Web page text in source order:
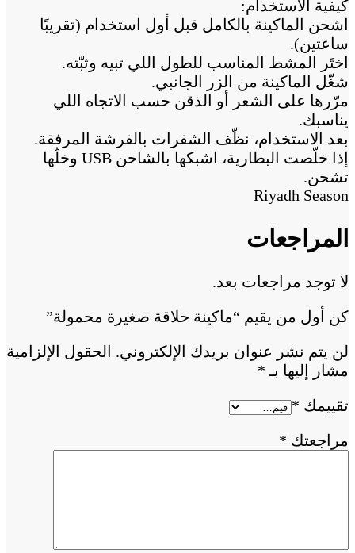
كيفية الاستخدام:
اشحن الماكينة بالكامل قبل أول استخدام (تقريبًا
ساعتين).
اختَر المشط المناسب للطول اللي تبيه وثبّته.
شغّل الماكينة من الزر الجانبي.
مرّرها على الشعر أو الذقن حسب الاتجاه اللي
يناسبك.
بعد الاستخدام، نظّف الشفرات بالفرشة المرفقة.
إذا خلّصت البطارية، اشبكها بالشاحن USB وخلّها
تشحن.
Riyadh Season
المراجعات
لا توجد مراجعات بعد.
كن أول من يقيم “ماكينة حلاقة صغيرة محمولة”
لن يتم نشر عنوان بريدك الإلكتروني. الحقول الإلزامية
مشار إليها بـ *
تقييمك *
مراجعتك *